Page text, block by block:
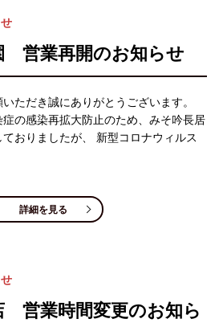
営業再開のお知らせ
ただき誠にありがとうございます。
の感染再拡大防止のため、みそ吟長居
おりましたが、 新型コロナウィルス
詳細を見る
営業時間変更のお知ら